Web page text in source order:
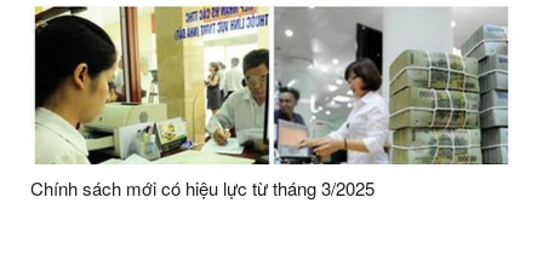
Chính sách mới có hiệu lực từ tháng 3/2025